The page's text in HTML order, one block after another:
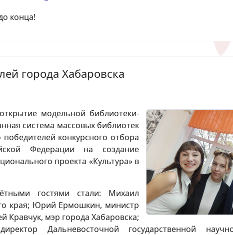
конца!
города Хабаровска
модельной библиотеки-
система массовых библиотек
конкурсного отбора
Федерации на создание
проекта «Культура» в
гостями стали: Михаил
края; Юрий Ермошкин, министр
Кравчук, мэр города Хабаровска;
Дальневосточной государственной